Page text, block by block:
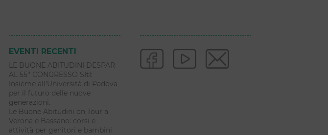
EVENTI RECENTI
LE BUONE ABITUDINI DESPAR
AL 55° CONGRESSO SItI:
Insieme all’Università di Padova
per il futuro delle nuove
generazioni.
Le Buone Abitudini on Tour a
Verona e Bassano: corsi e
attività per genitori e bambini